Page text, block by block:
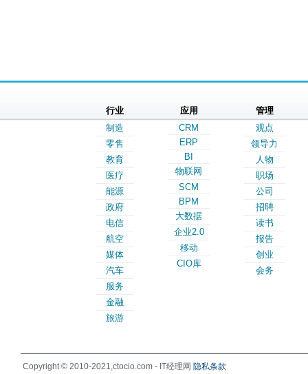
行业
制造
零售
教育
医疗
能源
政府
电信
航空
媒体
汽车
服务
金融
旅游
应用
CRM
ERP
BI
物联网
SCM
BPM
大数据
企业2.0
移动
CIO库
管理
观点
领导力
人物
职场
公司
招聘
读书
报告
创业
会务
Copyright © 2010-2021,ctocio.com - IT经理网 隐私条款